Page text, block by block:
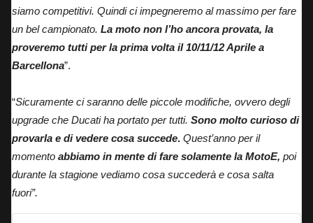
siamo competitivi. Quindi ci impegneremo al massimo per fare
un bel campionato. La moto non l’ho ancora provata, la
proveremo tutti per la prima volta il 10/11/12 Aprile a
Barcellona”.
“Sicuramente ci saranno delle piccole modifiche, ovvero degli
upgrade che Ducati ha portato per tutti. Sono molto curioso di
provarla e di vedere cosa succede. Quest’anno per il
momento abbiamo in mente di fare solamente la MotoE, poi
durante la stagione vediamo cosa succederà e cosa salta
fuori”.